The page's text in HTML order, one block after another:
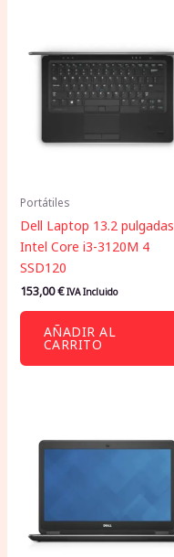
Portátiles
Dell Laptop 13.2 pulgadas
Intel Core i3-3120M 4
SSD120
153,00€ IVA Incluido
AÑADIR AL
CARRITO